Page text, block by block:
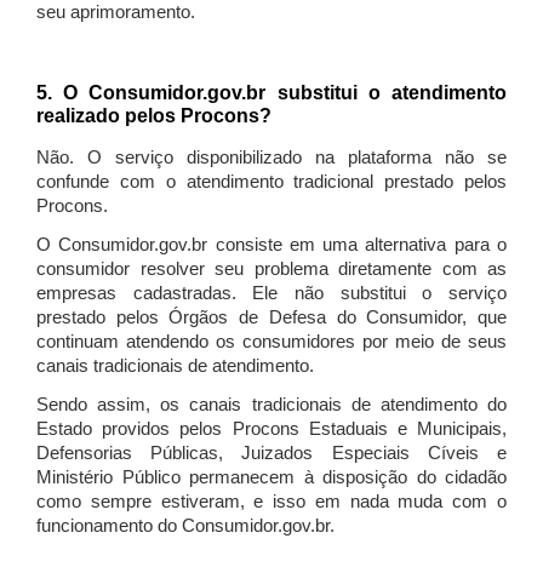
seu aprimoramento.
5. O Consumidor.gov.br substitui o atendimento
realizado pelos Procons?
Não. O serviço disponibilizado na plataforma não se
confunde com o atendimento tradicional prestado pelos
Procons.
O Consumidor.gov.br consiste em uma alternativa para o
consumidor resolver seu problema diretamente com as
empresas cadastradas. Ele não substitui o serviço
prestado pelos Órgãos de Defesa do Consumidor, que
continuam atendendo os consumidores por meio de seus
canais tradicionais de atendimento.
Sendo assim, os canais tradicionais de atendimento do
Estado providos pelos Procons Estaduais e Municipais,
Defensorias Públicas, Juizados Especiais Cíveis e
Ministério Público permanecem à disposição do cidadão
como sempre estiveram, e isso em nada muda com o
funcionamento do Consumidor.gov.br.